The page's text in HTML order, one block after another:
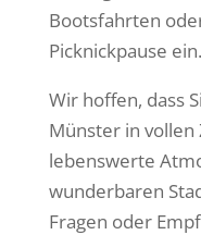
Bootsfahrten
Picknickpause ein.
Wir hoffen, dass
Münster in vollen
lebenswerte
wunderbaren
Fragen oder